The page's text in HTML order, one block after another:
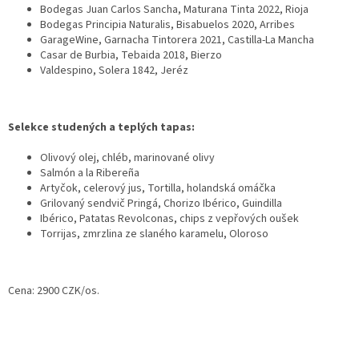
Bodegas Juan Carlos Sancha, Maturana Tinta 2022, Rioja
Bodegas Principia Naturalis, Bisabuelos 2020, Arribes
GarageWine, Garnacha Tintorera 2021, Castilla-La Mancha
Casar de Burbia, Tebaida 2018, Bierzo
Valdespino, Solera 1842, Jeréz
Selekce studených a teplých tapas:
Olivový olej, chléb, marinované olivy
Salmón a la Ribereña
Artyčok, celerový jus, Tortilla, holandská omáčka
Grilovaný sendvič Pringá, Chorizo Ibérico, Guindilla
Ibérico, Patatas Revolconas, chips z vepřových oušek
Torrijas, zmrzlina ze slaného karamelu, Oloroso
Cena: 2900 CZK/os.